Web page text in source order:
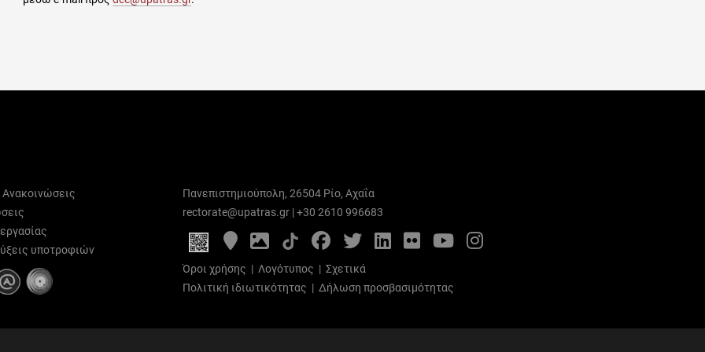
Ανακοινώσεις
υποτροφιών
Πανεπιστημιούπολη, 26504 Ρίο, Αχαΐα
rectorate@upatras.gr|+30 2610 996683
Google
Maps
Photo
Gallery
FacebookTwitterLinkedIn
FlickrYouTubeInstagram
Όροι χρήσης | Λογότυπος | Σχετικά
Πολιτική ιδιωτικότητας | Δήλωση προσβασιμότητας